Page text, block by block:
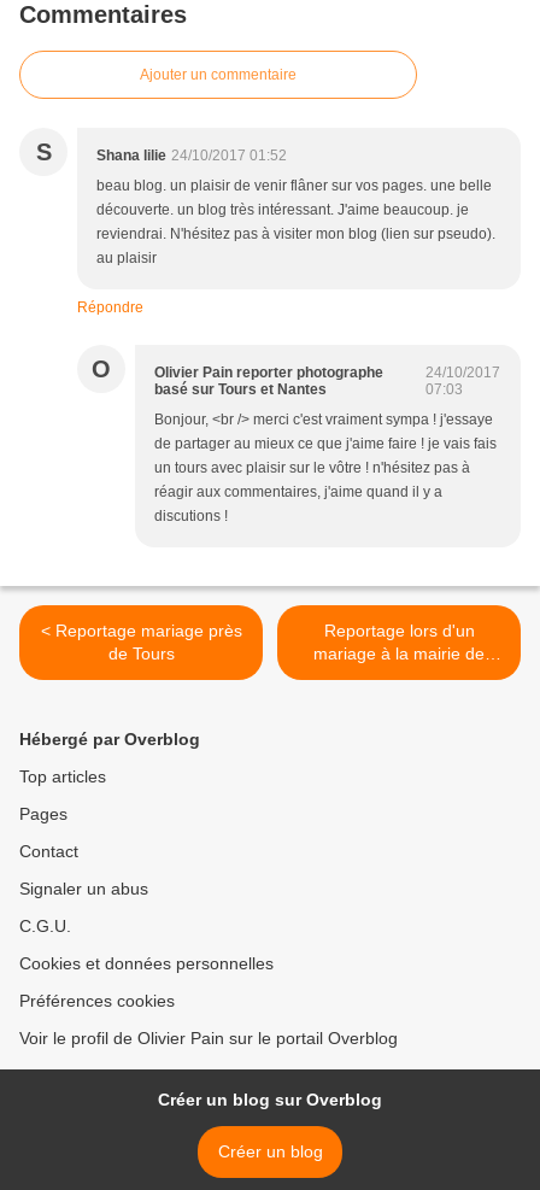
Commentaires
Ajouter un commentaire
S Shana lilie 24/10/2017 01:52
beau blog. un plaisir de venir flâner sur vos pages. une belle
découverte. un blog très intéressant. J'aime beaucoup. je
reviendrai. N'hésitez pas à visiter mon blog (lien sur pseudo).
au plaisir
Répondre
O
Olivier Pain reporter photographe
basé sur Tours et Nantes
24/10/2017
07:03
Bonjour, <br /> merci c'est vraiment sympa ! j'essaye
de partager au mieux ce que j'aime faire ! je vais fais
un tours avec plaisir sur le vôtre ! n'hésitez pas à
réagir aux commentaires, j'aime quand il y a
discutions !
< Reportage mariage près
de Tours
Reportage lors d'un
mariage à la mairie de
Tours et le jardin des
Hébergé par Overblog
Top articles
Pages
Contact
Signaler un abus
C.G.U.
Cookies et données personnelles
Préférences cookies
Voir le profil de Olivier Pain sur le portail Overblog
Créer un blog sur Overblog
Créer un blog